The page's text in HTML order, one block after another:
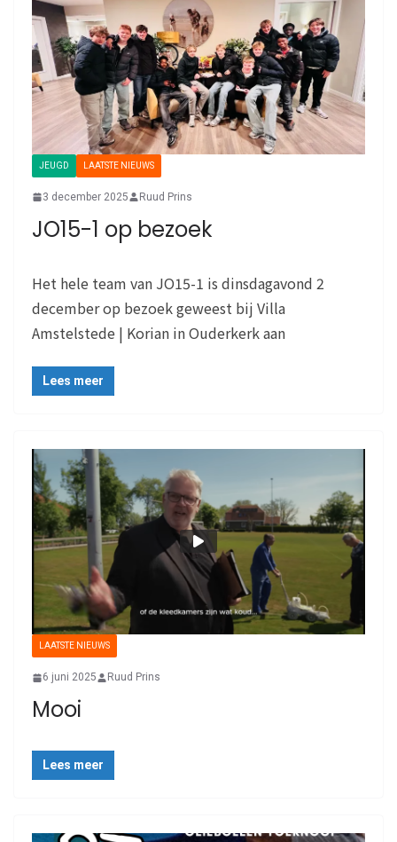
JEUGD LAATSTE NIEUWS
3 december 2025 Ruud Prins
JO15-1 op bezoek
Het hele team van JO15-1 is dinsdagavond 2
december op bezoek geweest bij Villa
Amstelstede | Korian in Ouderkerk aan
Lees meer
LAATSTE NIEUWS
6 juni 2025 Ruud Prins
Mooi
Lees meer